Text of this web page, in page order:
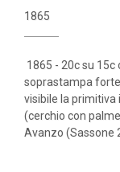
1865
1865 - 20c su 15c
soprastampa
visibile la primitiva
(cerchio con
Avanzo (Sassone